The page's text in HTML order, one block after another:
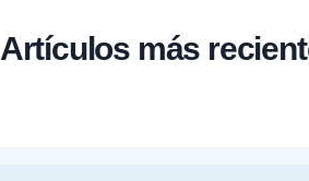
Artículos más